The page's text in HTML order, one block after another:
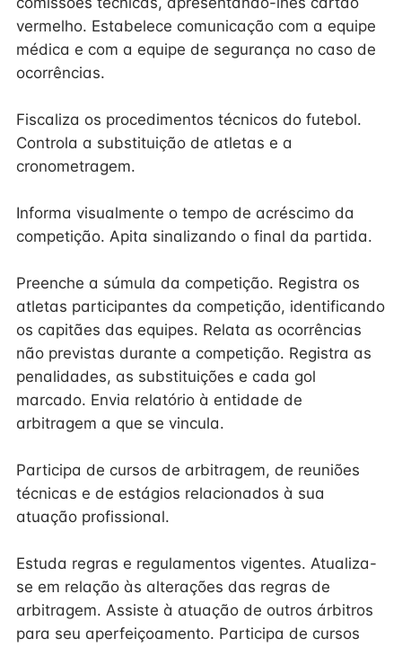
vermelho. Estabelece comunicação com a equipe
médica e com a equipe de segurança no caso de
ocorrências.
Fiscaliza os procedimentos técnicos do futebol.
Controla a substituição de atletas e a
cronometragem.
Informa visualmente o tempo de acréscimo da
competição. Apita sinalizando o final da partida.
Preenche a súmula da competição. Registra os
atletas participantes da competição, identificando
os capitães das equipes. Relata as ocorrências
não previstas durante a competição. Registra as
penalidades, as substituições e cada gol
marcado. Envia relatório à entidade de
arbitragem a que se vincula.
Participa de cursos de arbitragem, de reuniões
técnicas e de estágios relacionados à sua
atuação profissional.
Estuda regras e regulamentos vigentes. Atualiza-
se em relação às alterações das regras de
arbitragem. Assiste à atuação de outros árbitros
para seu aperfeiçoamento. Participa de cursos